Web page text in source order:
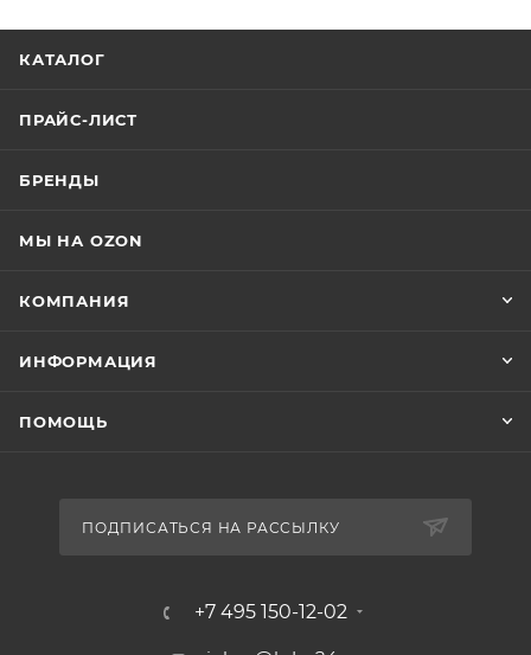
КАТАЛОГ
ПРАЙС-ЛИСТ
БРЕНДЫ
МЫ НА OZON
КОМПАНИЯ
ИНФОРМАЦИЯ
ПОМОЩЬ
ПОДПИСАТЬСЯ НА РАССЫЛКУ
+7 495 150-12-02